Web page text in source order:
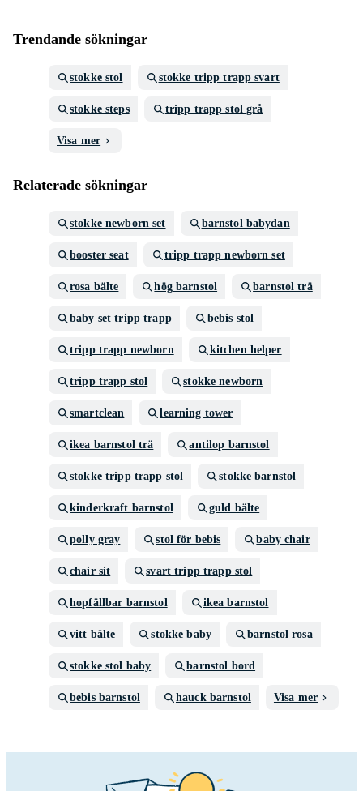
Trendande sökningar
stokke stol stokke tripp trapp svart
stokke steps tripp trapp stol grå
Visa mer
Relaterade sökningar
stokke newborn set barnstol babydan
booster seat tripp trapp newborn set
rosa bälte hög barnstol barnstol trä
baby set tripp trapp bebis stol
tripp trapp newborn kitchen helper
tripp trapp stol stokke newborn
smartclean learning tower
ikea barnstol trä antilop barnstol
stokke tripp trapp stol stokke barnstol
kinderkraft barnstol guld bälte
polly gray stol för bebis baby chair
chair sit svart tripp trapp stol
hopfällbar barnstol ikea barnstol
vitt bälte stokke baby barnstol rosa
stokke stol baby barnstol bord
bebis barnstol hauck barnstol Visa mer